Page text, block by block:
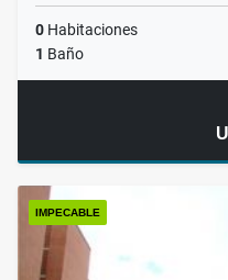
0 Habitaciones
1 Baño
IMPECABLE